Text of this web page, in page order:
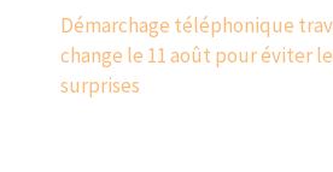
Démarchage téléphonique
change le 11 août pour éviter
surprises